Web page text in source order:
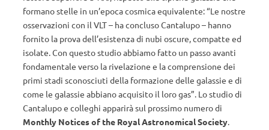
formano stelle in un’epoca cosmica equivalente: “Le nostre
osservazioni con il VLT – ha concluso Cantalupo – hanno
fornito la prova dell’esistenza di nubi oscure, compatte ed
isolate. Con questo studio abbiamo fatto un passo avanti
fondamentale verso la rivelazione e la comprensione dei
primi stadi sconosciuti della formazione delle galassie e di
come le galassie abbiano acquisito il loro gas”. Lo studio di
Cantalupo e colleghi apparirà sul prossimo numero di
Monthly Notices of the Royal Astronomical Society.